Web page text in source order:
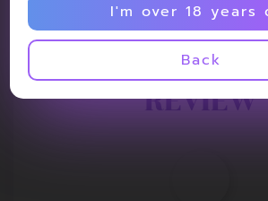
REVIEW
I'm over 18 years
Back